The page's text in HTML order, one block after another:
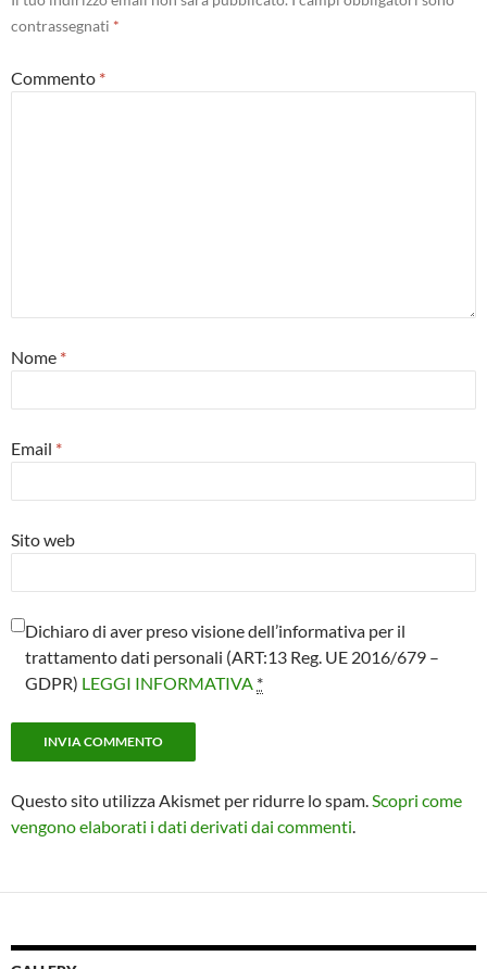
contrassegnati *
Commento *
Nome *
Email *
Sito web
Dichiaro di aver preso visione dell’informativa per il
trattamento dati personali (ART:13 Reg. UE 2016/679 –
GDPR) LEGGI INFORMATIVA *
Questo sito utilizza Akismet per ridurre lo spam.Scopri come
vengono elaborati i dati derivati dai commenti.